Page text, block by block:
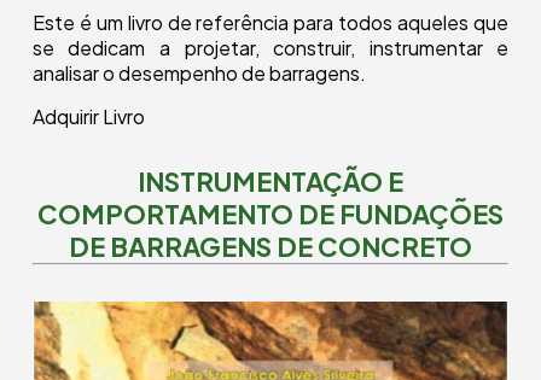
Este é um livro de referência para todos aqueles que
se dedicam a projetar, construir, instrumentar e
analisar o desempenho de barragens.
Adquirir Livro
INSTRUMENTAÇÃO E
COMPORTAMENTO DE FUNDAÇÕES
DE BARRAGENS DE CONCRETO